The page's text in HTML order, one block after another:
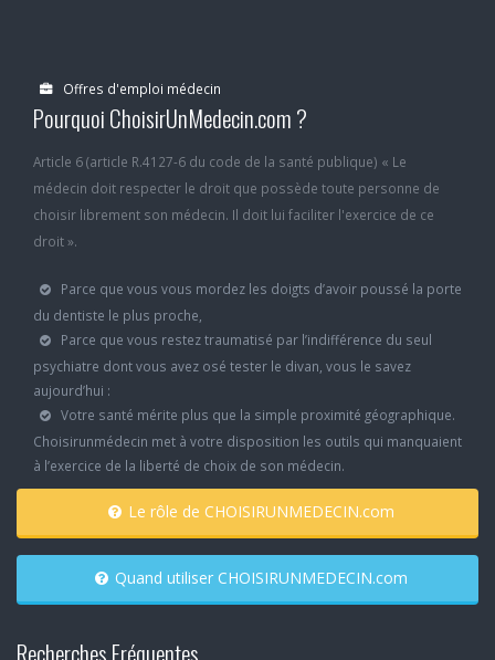
Offres d'emploi médecin
Pourquoi ChoisirUnMedecin.com ?
Article 6 (article R.4127-6 du code de la santé publique) « Le
médecin doit respecter le droit que possède toute personne de
choisir librement son médecin. Il doit lui faciliter l'exercice de ce
droit ».
Parce que vous vous mordez les doigts d’avoir poussé la porte
du dentiste le plus proche,
Parce que vous restez traumatisé par l’indifférence du seul
psychiatre dont vous avez osé tester le divan, vous le savez
aujourd’hui :
Votre santé mérite plus que la simple proximité géographique.
Choisirunmédecin met à votre disposition les outils qui manquaient
à l’exercice de la liberté de choix de son médecin.
Le rôle de CHOISIRUNMEDECIN.com
Quand utiliser CHOISIRUNMEDECIN.com
Recherches Fréquentes